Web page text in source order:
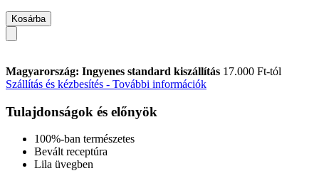
Kosárba
Magyarország: Ingyenes standard kiszállítás 17.000 Ft-tól
Szállítás és kézbesítés - További információk
Tulajdonságok és előnyök
100%-ban természetes
Bevált receptúra
Lila üvegben